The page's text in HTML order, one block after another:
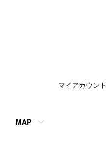
MAP
マイアカウント